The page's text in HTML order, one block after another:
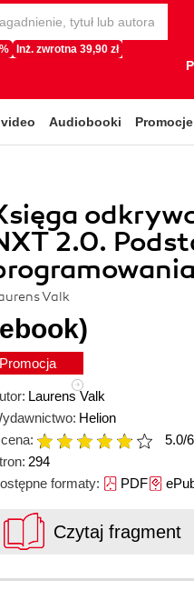
Inż. zwrotna 39,90 zł
Audiobooki Promocje
2.0.
Valk
Promocja
Laurens Valk
Helion
5.0/6
294
formaty: PDF
Czytaj fragment